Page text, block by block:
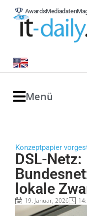
AwardsMediadaten
Menü
Konzeptpapier
DSL-Netz:
lokale
19. Januar, 2026